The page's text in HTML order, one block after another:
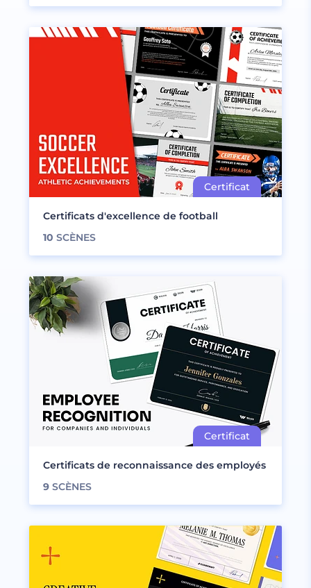
Certificats d'excellence de football
10 SCÈNES
Certificats de reconnaissance des employés
9 SCÈNES